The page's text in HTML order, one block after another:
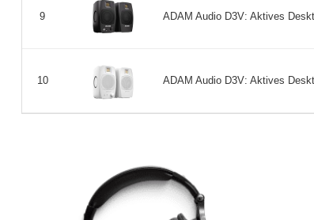
9 ADAM Audio D3V: Aktives
10 ADAM Audio D3V: Aktives